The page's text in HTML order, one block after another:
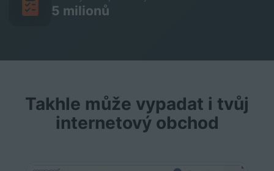
5 milionů
Takhle může vypadat i tvůj
internetový obchod